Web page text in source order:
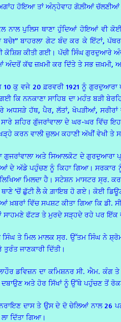
ਹੋਇਆ ਤਾਂ ਅੰਨ੍ਹੇਵਾਹ ਗੋਲ਼ੀਆਂ
ਨਾਲ ਪੁਲਿਸ ਥਾਣਾ ਹੁੰਦਿਆਂ ਹੋਇਆਂ ਵੀ
ਬਚੇ!’’ ਬਾਹਰਲਾ ਗੇਟ ਬੰਦ ਕਰ ਕੇ ਇੱਟਾਂ,
ਕੋਸ਼ਿਸ਼ ਕੀਤੀ ਗਈ। ਪੱਚੀ ਸਿੰਘ ਗੁਰਦੁਆਰੇ
ਅੰਦਰੋਂ ਕੱਢ ਜ਼ਖ਼ਮੀ ਕਰ ਦਿੱਤੇ ਤੇ ਸਭ ਜ਼ਖ਼ਮੀ,
10 ਕੁ ਵਜੇ 20 ਫ਼ਰਵਰੀ 1921 ਨੂੰ
ਕਿ ਨਨਕਾਣਾ ਸਾਹਿਬ ਦਾ ਮਹੰਤ ਬੜੀ
ਅਧਸੜੇ ਹੱਥ, ਪੈਰ, ਲੱਤਾਂ, ਖੋਪੜੀਆਂ,
ਸ਼ਹਿਰ ਗੁੱਜਰਾਂਵਾਲਾ ਦੇ ਘਰ-ਘਰ ਵਿੱਚ
ਕਰਨ ਵਾਲੀ ਜ਼ੁਲਮ ਕਹਾਣੀ ਅੱਖੀਂ ਵੇਖੀ ਤੇ
ਗੁਜਰਾਂਵਾਲਾ ਅਤੇ ਸਿਆਲਕੋਟ ਦੇ ਗੁਰਦੁਆਰਾ
ਦੇ ਅੱਡੇ ਪਹੁੰਚਣ ਨੂੰ ਕਿਹਾ ਗਿਆ। ਸਰਕਾਰ
ਮਿਲਦਾ ਹੈ। ਸਟੇਸ਼ਨ ਮਾਸਟਰ ਸ੍ਰ.
’ਚੋਂ ਛੁੱਟੀ ਲੈ ਕੇ ਗ਼ਾਇਬ ਹੋ ਗਏ। ਕੋਈ
ਖ਼ਬਰਾਂ ਵਿੱਚ ਸਪਸ਼ਟ ਕੀਤਾ ਗਿਆ ਕਿ ਡੀ.
ਸਾਹਮਣੇ ਫੱਟੜ ਤੇ ਮੁਰਦੇ ਸੜ੍ਹਦੇ ਰਹੇ ਪਰ ਇੱਕ
ਤੇ ਮਿਲ ਮਾਲਕ ਸ੍ਰ. ਉੱਤਮ ਸਿੰਘ ਨੇ
ਤੁਰੰਤ ਜਾਣਕਾਰੀ ਦਿੱਤੀ।
ਡਵਿਜ਼ਨ ਦਾ ਕਮਿਸ਼ਨਰ ਸੀ. ਐਮ. ਕੰਗ
ਦਬਾਉਣ ਅਤੇ ਹੋਰ ਸਿੱਖਾਂ ਨੂੰ ਉੱਥੇ ਪਹੁੰਚਣ ਤੋਂ
ਦਾਸ ਤੇ ਉਸ ਦੇ ਦੋ ਚੇਲਿਆਂ ਨਾਲ 26
ਲਾ ਦਿੱਤਾ ਗਿਆ।